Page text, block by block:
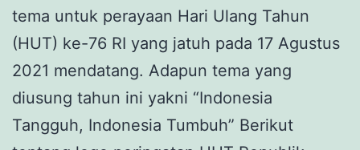
tema untuk perayaan Hari Ulang Tahun
(HUT) ke-76 RI yang jatuh pada 17 Agustus
2021 mendatang. Adapun tema yang
diusung tahun ini yakni “Indonesia
Tangguh, Indonesia Tumbuh” Berikut